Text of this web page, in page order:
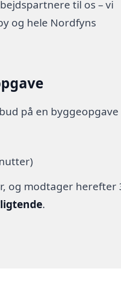
til os – vi
og hele Nordfyns
på en byggeopgave
og modtager herefter
.